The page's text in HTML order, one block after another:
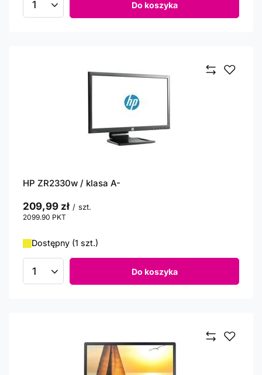
Ilość produktów Do koszyka
HP ZR2330w / klasa A-
209,99 zł / szt.
2099.90 PKT
Dostępny (1 szt.)
Ilość produktów Do koszyka